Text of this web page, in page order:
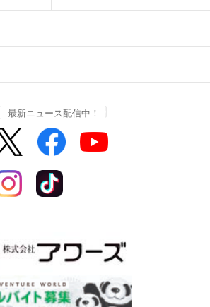
最新ニュース配信中！